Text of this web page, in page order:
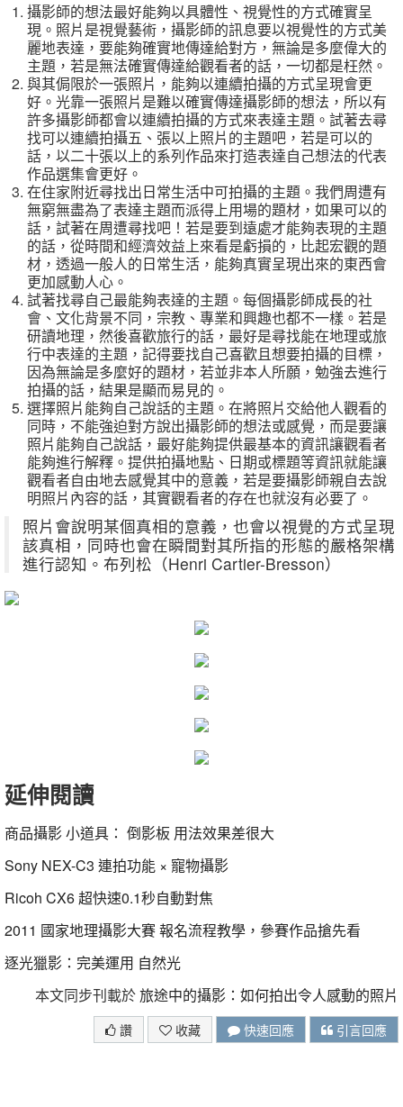
攝影師的想法最好能夠以具體性、視覺性的方式確實呈
現。照片是視覺藝術，攝影師的訊息要以視覺性的方式美
麗地表達，要能夠確實地傳達給對方，無論是多麼偉大的
主題，若是無法確實傳達給觀看者的話，一切都是枉然。
與其侷限於一張照片，能夠以連續拍攝的方式呈現會更
好。光靠一張照片是難以確實傳達攝影師的想法，所以有
許多攝影師都會以連續拍攝的方式來表達主題。試著去尋
找可以連續拍攝五、張以上照片的主題吧，若是可以的
話，以二十張以上的系列作品來打造表達自己想法的代表
作品選集會更好。
在住家附近尋找出日常生活中可拍攝的主題。我們周遭有
無窮無盡為了表達主題而派得上用場的題材，如果可以的
話，試著在周遭尋找吧！若是要到遠處才能夠表現的主題
的話，從時間和經濟效益上來看是虧損的，比起宏觀的題
材，透過一般人的日常生活，能夠真實呈現出來的東西會
更加感動人心。
試著找尋自己最能夠表達的主題。每個攝影師成長的社
會、文化背景不同，宗教、專業和興趣也都不一樣。若是
研讀地理，然後喜歡旅行的話，最好是尋找能在地理或旅
行中表達的主題，記得要找自己喜歡且想要拍攝的目標，
因為無論是多麼好的題材，若並非本人所願，勉強去進行
拍攝的話，結果是顯而易見的。
選擇照片能夠自己說話的主題。在將照片交給他人觀看的
同時，不能強迫對方說出攝影師的想法或感覺，而是要讓
照片能夠自己說話，最好能夠提供最基本的資訊讓觀看者
能夠進行解釋。提供拍攝地點、日期或標題等資訊就能讓
觀看者自由地去感覺其中的意義，若是要攝影師親自去說
明照片內容的話，其實觀看者的存在也就沒有必要了。
照片會說明某個真相的意義，也會以視覺的方式呈現
該真相，同時也會在瞬間對其所指的形態的嚴格架構
進行認知。布列松（Henri Cartier-Bresson）
延伸閱讀
商品攝影 小道具： 倒影板 用法效果差很大
Sony NEX-C3 連拍功能 × 寵物攝影
Ricoh CX6 超快速0.1秒自動對焦
2011 國家地理攝影大賽 報名流程教學，參賽作品搶先看
逐光獵影：完美運用 自然光
本文同步刊載於旅途中的攝影：如何拍出令人感動的照片
讚 收藏 快速回應 引言回應